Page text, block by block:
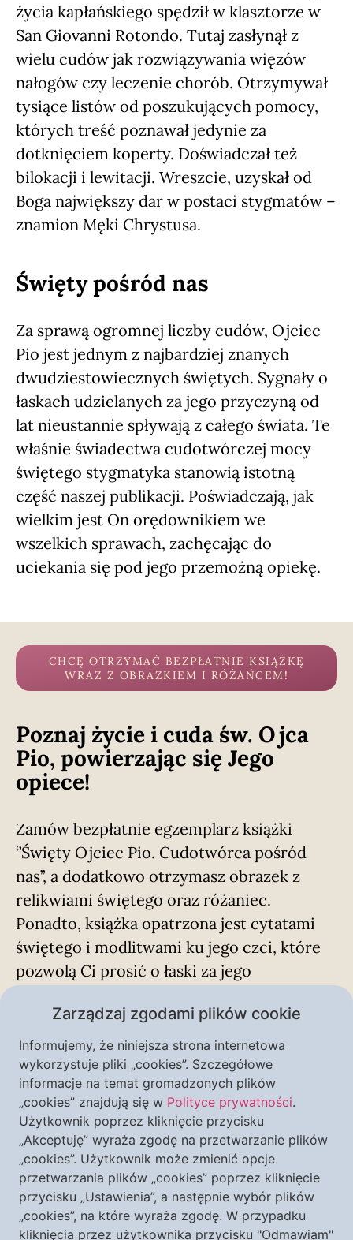
życia kapłańskiego spędził w klasztorze w
San Giovanni Rotondo. Tutaj zasłynął z
wielu cudów jak rozwiązywania więzów
nałogów czy leczenie chorób. Otrzymywał
tysiące listów od poszukujących pomocy,
których treść poznawał jedynie za
dotknięciem koperty. Doświadczał też
bilokacji i lewitacji. Wreszcie, uzyskał od
Boga największy dar w postaci stygmatów –
znamion Męki Chrystusa.
Święty pośród nas
Za sprawą ogromnej liczby cudów, Ojciec
Pio jest jednym z najbardziej znanych
dwudziestowiecznych świętych. Sygnały o
łaskach udzielanych za jego przyczyną od
lat nieustannie spływają z całego świata. Te
właśnie świadectwa cudotwórczej mocy
świętego stygmatyka stanowią istotną
część naszej publikacji. Poświadczają, jak
wielkim jest On orędownikiem we
wszelkich sprawach, zachęcając do
uciekania się pod jego przemożną opiekę.
CHCĘ OTRZYMAĆ BEZPŁATNIE KSIĄŻKĘ
WRAZ Z OBRAZKIEM I RÓŻAŃCEM!
Poznaj życie i cuda św. Ojca
Pio, powierzając się Jego
opiece!
Zamów bezpłatnie egzemplarz książki
‘’Święty Ojciec Pio. Cudotwórca pośród
nas’’, a dodatkowo otrzymasz obrazek z
relikwiami świętego oraz różaniec.
Ponadto, książka opatrzona jest cytatami
świętego i modlitwami ku jego czci, które
pozwolą Ci prosić o łaski za jego
Zarządzaj zgodami plików cookie
Informujemy, że niniejsza strona internetowa
wykorzystuje pliki „cookies”. Szczegółowe
informacje na temat gromadzonych plików
„cookies” znajdują się w Polityce prywatności.
Użytkownik poprzez kliknięcie przycisku
„Akceptuję” wyraża zgodę na przetwarzanie plików
„cookies”. Użytkownik może zmienić opcje
przetwarzania plików „cookies” poprzez kliknięcie
przycisku „Ustawienia”, a następnie wybór plików
„cookies”, na które wyraża zgodę. W przypadku
kliknięcia przez użytkownika przycisku "Odmawiam"